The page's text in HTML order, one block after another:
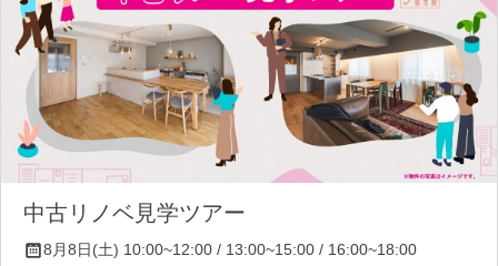
中古リノベ見学ツアー
8月8日(土) 10:00~12:00 / 13:00~15:00 / 16:00~18:00